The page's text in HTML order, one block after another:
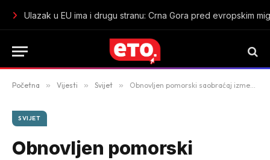
Ulazak u EU ima i drugu stranu: Crna Gora pred evropskim
Početna » Vijesti » Svijet » Obnovljen pomorski saobraćaj između Irana i Katara nakon pet mjeseci prekida
SVIJET
Obnovljen pomorski